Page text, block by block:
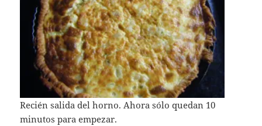
Recién salida del horno. Ahora sólo quedan 10
minutos para empezar.